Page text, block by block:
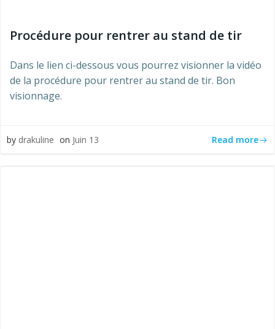
Procédure pour rentrer au stand de tir
Dans le lien ci-dessous vous pourrez visionner la vidéo
de la procédure pour rentrer au stand de tir. Bon
visionnage.
by drakuline on Juin 13 Read more